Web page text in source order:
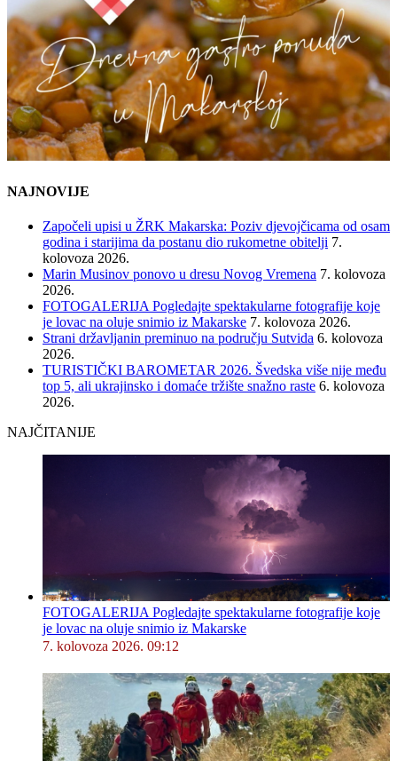
NAJNOVIJE
Započeli upisi u ŽRK Makarska: Poziv djevojčicama od osam
godina i starijima da postanu dio rukometne obitelji 7.
kolovoza 2026.
Marin Musinov ponovo u dresu Novog Vremena 7. kolovoza
2026.
FOTOGALERIJA Pogledajte spektakularne fotografije koje
je lovac na oluje snimio iz Makarske 7. kolovoza 2026.
Strani državljanin preminuo na području Sutvida 6. kolovoza
2026.
TURISTIČKI BAROMETAR 2026. Švedska više nije među
top 5, ali ukrajinsko i domaće tržište snažno raste 6. kolovoza
2026.
NAJČITANIJE
FOTOGALERIJA Pogledajte spektakularne fotografije koje
je lovac na oluje snimio iz Makarske
7. kolovoza 2026. 09:12